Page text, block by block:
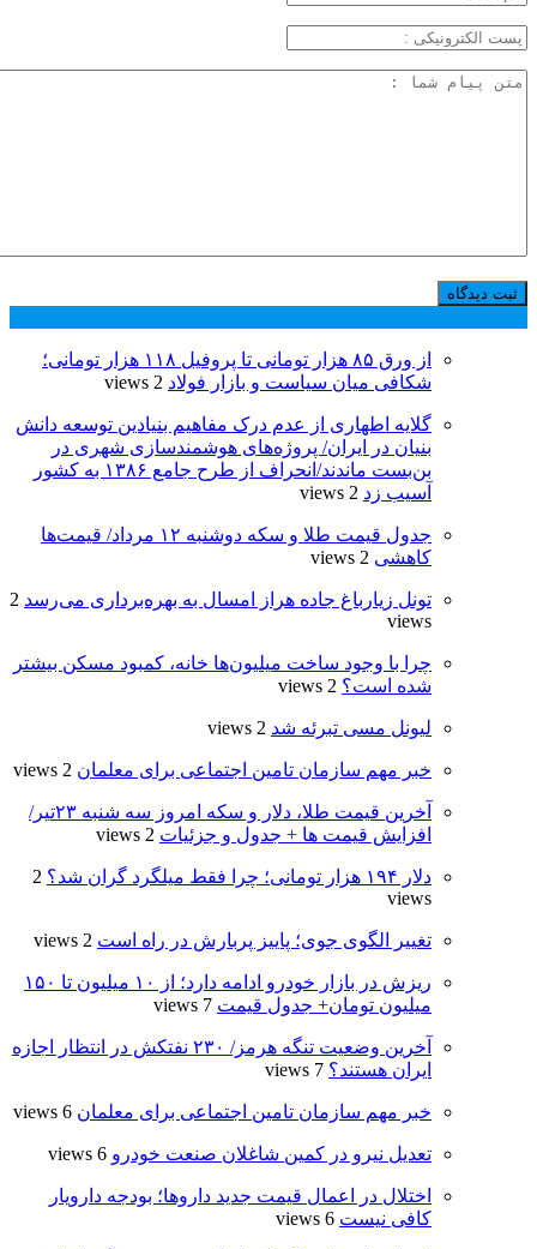
از ورق ۸۵ هزار تومانی تا پروفیل ۱۱۸ هزار تومانی؛
شکافی میان سیاست و بازار فولاد 2 views
گلایه اطهاری از عدم درک مفاهیم بنیادین توسعه دانش
بنیان در ایران/ پروژه‌های هوشمندسازی شهری در
بن‌بست ماندند/انحراف از طرح جامع ۱۳۸۶ به کشور
آسیب زد 2 views
جدول قیمت طلا و سکه دوشنبه ۱۲ مرداد/ قیمت‌ها
کاهشی 2 views
تونل زیارباغ جاده هراز امسال به بهره‌برداری می‌رسد 2
views
چرا با وجود ساخت میلیون‌ها خانه، کمبود مسکن بیشتر
شده است؟ 2 views
لیونل مسی تبرئه شد 2 views
خبر مهم سازمان تامین اجتماعی برای معلمان 2 views
آخرین قیمت طلا، دلار و سکه امروز سه شنبه ۲۳تیر/
افزایش قیمت ها + جدول و جزئیات 2 views
دلار ۱۹۴ هزار تومانی؛ چرا فقط میلگرد گران شد؟
2
views
تغییر الگوی جوی؛ پاییز پربارش در راه است 2 views
ریزش در بازار خودرو ادامه دارد؛ از ۱۰ میلیون تا ۱۵۰
میلیون تومان+ جدول قیمت 7 views
آخرین وضعیت تنگه هرمز/ ۲۳۰ نفتکش در انتظار اجازه
ایران هستند؟ 7 views
خبر مهم سازمان تامین اجتماعی برای معلمان 6 views
تعدیل نیرو در کمین شاغلان صنعت خودرو 6 views
اختلال در اعمال قیمت‌ جدید داروها؛ بودجه دارویار
کافی نیست 6 views